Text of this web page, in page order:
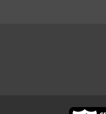
muito da
feriados
mais